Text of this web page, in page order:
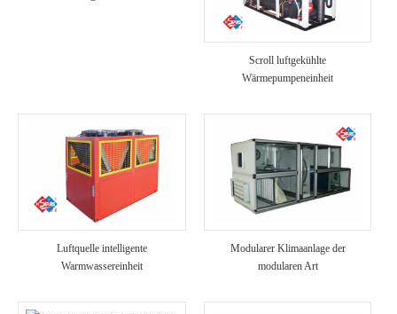
Scroll luftgekühlte
Wärmepumpeneinheit
Luftquelle intelligente
Warmwassereinheit
Modularer Klimaanlage der
modularen Art